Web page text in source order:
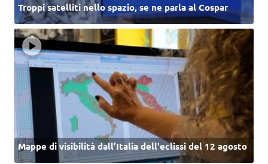
Troppi satelliti nello spazio, se ne parla al Cospar
Mappe di visibilità dall’Italia dell'eclissi del 12 agosto